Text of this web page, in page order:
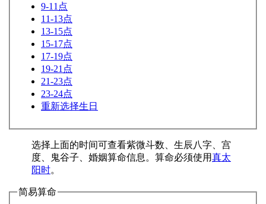
9-11点
11-13点
13-15点
15-17点
17-19点
19-21点
21-23点
23-24点
重新选择生日
选择上面的时间可查看紫微斗数、生辰八字、宫
度、鬼谷子、婚姻算命信息。算命必须使用真太
阳时。
简易算命